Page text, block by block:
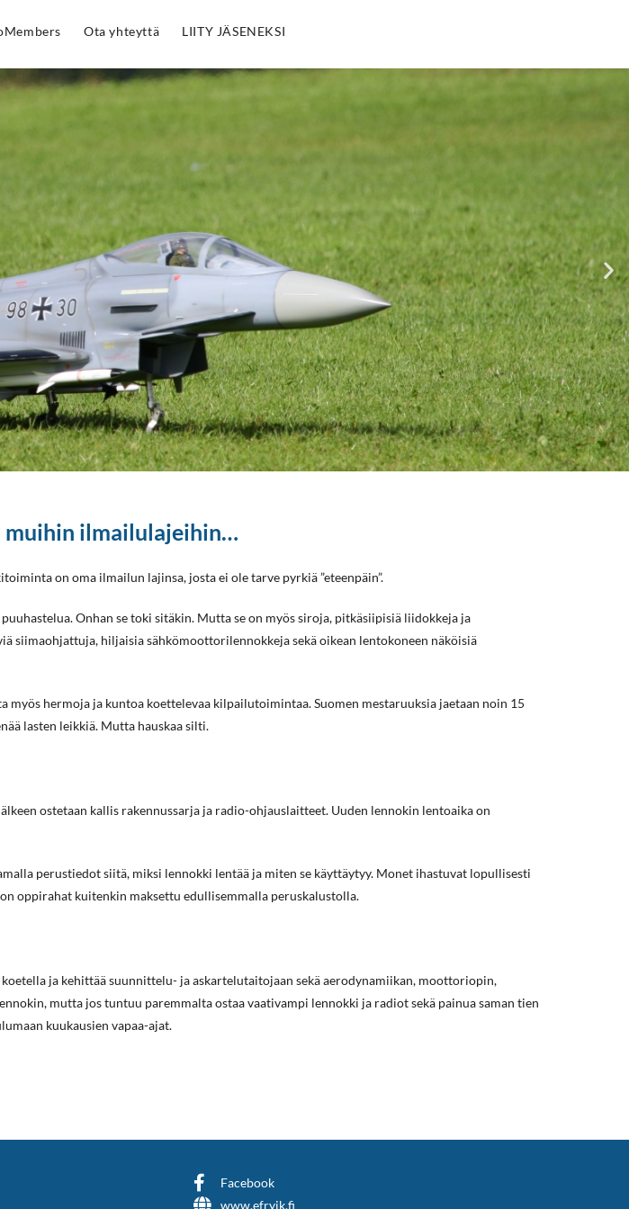
Ota yhteyttä LIITY JÄSENEKSI
muihin ilmailulajeihin…
on oma ilmailun lajinsa, josta ei ole tarve pyrkiä ”eteenpäin”.
Onhan se toki sitäkin. Mutta se on myös siroja, pitkäsiipisiä liidokkeja ja
hiljaisia sähkömoottorilennokkeja sekä oikean lentokoneen näköisiä
hermoja ja kuntoa koettelevaa kilpailutoimintaa. Suomen mestaruuksia jaetaan noin 15
lasten leikkiä. Mutta hauskaa silti.
ostetaan kallis rakennussarja ja radio-ohjauslaitteet. Uuden lennokin lentoaika on
perustiedot siitä, miksi lennokki lentää ja miten se käyttäytyy. Monet ihastuvat lopullisesti
oppirahat kuitenkin maksettu edullisemmalla peruskalustolla.
ja kehittää suunnittelu- ja askartelutaitojaan sekä aerodynamiikan, moottoriopin,
mutta jos tuntuu paremmalta ostaa vaativampi lennokki ja radiot sekä painua saman tien
kuukausien vapaa-ajat.
Facebook
www.efryik.fi